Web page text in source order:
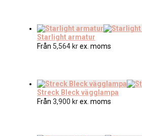
Starlight armatur
Från 5,564 krex. moms
Streck Bleck vägglampa
Från 3,900 krex. moms